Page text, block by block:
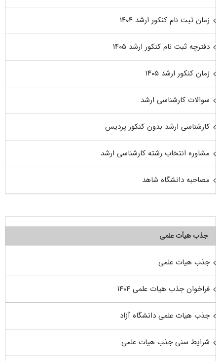
زمان ثبت نام کنکور ارشد ۱۴۰۴
دفترچه ثبت نام کنکور ارشد ۱۴۰۵
زمان کنکور ارشد ۱۴۰۵
سوالات کارشناسی ارشد
کارشناسی ارشد بدون کنکور پردیس
مشاوره انتخاب رشته کارشناسی ارشد
مصاحبه دانشگاه شاهد
جذب هیأت علمی
جذب هیات علمی
فراخوان جذب هیات علمی ۱۴۰۴
جذب هیات علمی دانشگاه آزاد
شرایط سنی جذب هیات علمی